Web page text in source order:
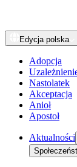
Edycja polska
Adopcja
Nastolatek
Akceptacja
Anioł
Apostoł
Aktualności